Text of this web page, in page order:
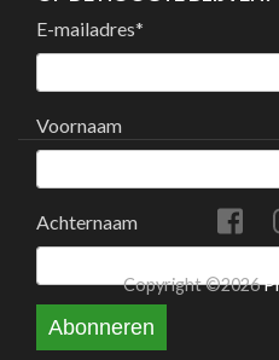
E-mailadres*
Voornaam
Achternaam
Abonneren
Copyright ©2026